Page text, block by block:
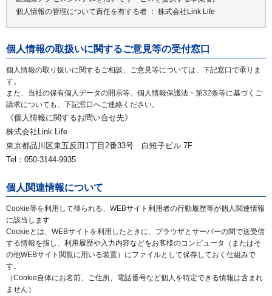
個人情報の管理について責任を有する者 ： 株式会社Link Life
個人情報の取扱いに関するご意見等の受付窓口
個人情報の取り扱いに関するご相談、ご意見等については、下記窓口で承りま
す。
また、当社の保有個人データの開示等、個人情報保護法・第32条等に基づくご
請求についても、下記窓口へご連絡ください。
《個人情報に関するお問い合せ先》
株式会社Link Life
東京都品川区東五反田1丁目2番33号 白雉子ビル 7F
Tel：050-3144-9935
個人関連情報について
Cookie等を利用して得られる、WEBサイト利用者の行動履歴等が個人関連情報
に該当します
Cookieとは、WEBサイトを利用したときに、ブラウザとサーバーの間で送受信
する情報を指し、利用履歴や入力内容などをお客様のコンピュータ（またはそ
の他WEBサイト閲覧に用いる装置）にファイルとして保存しておく仕組みで
す。
（Cookie自体にお名前、ご住所、電話番号など個人を特定できる情報は含まれ
ません）